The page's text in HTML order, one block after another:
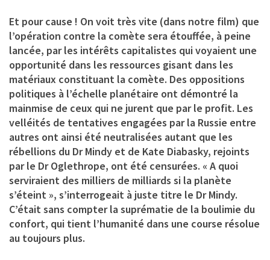
Et pour cause ! On voit très vite (dans notre film) que
l’opération contre la comète sera étouffée, à peine
lancée, par les intérêts capitalistes qui voyaient une
opportunité dans les ressources gisant dans les
matériaux constituant la comète. Des oppositions
politiques à l’échelle planétaire ont démontré la
mainmise de ceux qui ne jurent que par le profit. Les
velléités de tentatives engagées par la Russie entre
autres ont ainsi été neutralisées autant que les
rébellions du Dr Mindy et de Kate Diabasky, rejoints
par le Dr Oglethrope, ont été censurées. « A quoi
serviraient des milliers de milliards si la planète
s’éteint », s’interrogeait à juste titre le Dr Mindy.
C’était sans compter la suprématie de la boulimie du
confort, qui tient l’humanité dans une course résolue
au toujours plus.